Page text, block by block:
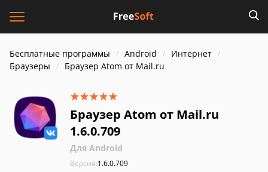
Бесплатные программы Android
Интернет
Браузеры
Браузер Atom от Mail.ru
Браузер Atom от Mail.ru
1.6.0.709
Для Android
Версия:1.6.0.709